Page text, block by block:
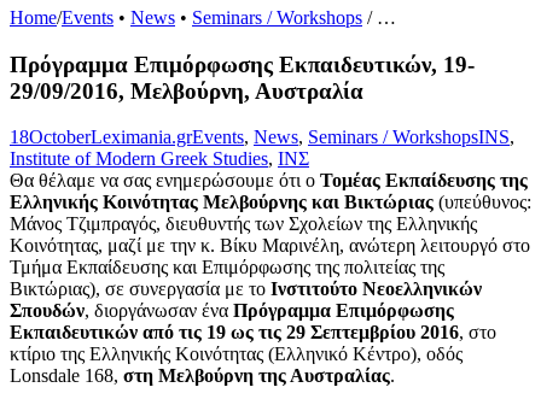
Home/Events • News • Seminars / Workshops /…
Πρόγραμμα Επιμόρφωσης Εκπαιδευτικών, 19-
29/09/2016, Μελβούρνη, Αυστραλία
18OctoberLeximania.grEvents, News, Seminars / WorkshopsINS,
Institute of Modern Greek Studies, ΙΝΣ
Θα θέλαμε να σας ενημερώσουμε ότι ο Τομέας Εκπαίδευσης της
Ελληνικής Κοινότητας Μελβούρνης και Βικτώριας (υπεύθυνος:
Μάνος Τζιμπραγός, διευθυντής των Σχολείων της Ελληνικής
Κοινότητας, μαζί με την κ. Βίκυ Μαρινέλη, ανώτερη λειτουργό στο
Τμήμα Εκπαίδευσης και Επιμόρφωσης της πολιτείας της
Βικτώριας), σε συνεργασία με το Ινστιτούτο Νεοελληνικών
Σπουδών, διοργάνωσαν ένα Πρόγραμμα Επιμόρφωσης
Εκπαιδευτικών από τις 19 ως τις 29 Σεπτεμβρίου 2016, στο
κτίριο της Ελληνικής Κοινότητας (Ελληνικό Κέντρο), οδός
Lonsdale 168, στη Μελβούρνη της Αυστραλίας.